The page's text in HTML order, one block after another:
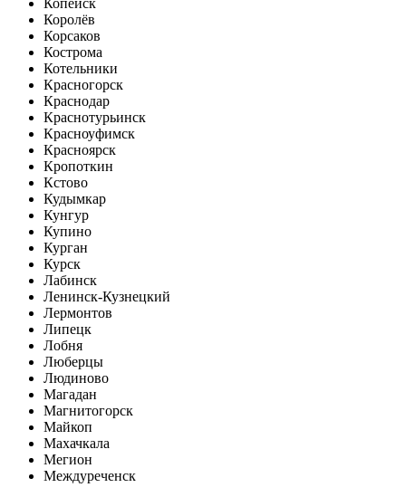
Королёв
Корсаков
Кострома
Котельники
Красногорск
Краснодар
Краснотурьинск
Красноуфимск
Красноярск
Кропоткин
Кстово
Кудымкар
Кунгур
Купино
Курган
Курск
Лабинск
Ленинск-Кузнецкий
Лермонтов
Липецк
Лобня
Люберцы
Людиново
Магадан
Магнитогорск
Майкоп
Махачкала
Мегион
Междуреченск